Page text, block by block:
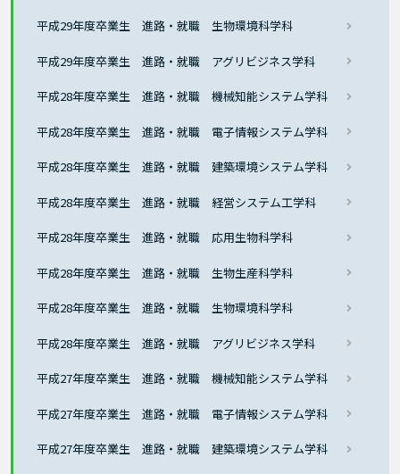
平成29年度卒業生 進路・就職 生物環境科学科
平成29年度卒業生 進路・就職 アグリビジネス学科
平成28年度卒業生 進路・就職 機械知能システム学科
平成28年度卒業生 進路・就職 電子情報システム学科
平成28年度卒業生 進路・就職 建築環境システム学科
平成28年度卒業生 進路・就職 経営システム工学科
平成28年度卒業生 進路・就職 応用生物科学科
平成28年度卒業生 進路・就職 生物生産科学科
平成28年度卒業生 進路・就職 生物環境科学科
平成28年度卒業生 進路・就職 アグリビジネス学科
平成27年度卒業生 進路・就職 機械知能システム学科
平成27年度卒業生 進路・就職 電子情報システム学科
平成27年度卒業生 進路・就職 建築環境システム学科